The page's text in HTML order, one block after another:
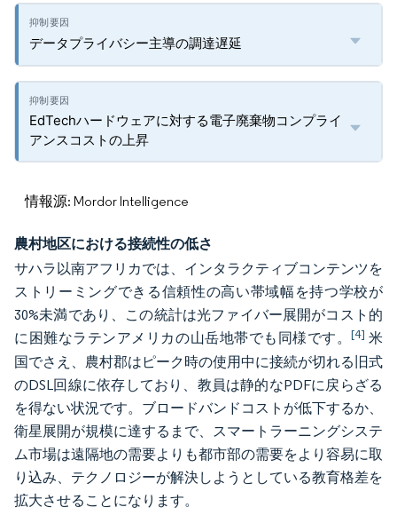
データプライバシー主導の調達遅延
EdTechハードウェアに対する電子廃棄物コンプライ
アンスコストの上昇
情報源: Mordor Intelligence
農村地区における接続性の低さ
サハラ以南アフリカでは、インタラクティブコンテンツを
ストリーミングできる信頼性の高い帯域幅を持つ学校が
30%未満であり、この統計は光ファイバー展開がコスト的
に困難なラテンアメリカの山岳地帯でも同様です。[4] 米
国でさえ、農村郡はピーク時の使用中に接続が切れる旧式
のDSL回線に依存しており、教員は静的なPDFに戻らざる
を得ない状況です。ブロードバンドコストが低下するか、
衛星展開が規模に達するまで、スマートラーニングシステ
ム市場は遠隔地の需要よりも都市部の需要をより容易に取
り込み、テクノロジーが解決しようとしている教育格差を
拡大させることになります。